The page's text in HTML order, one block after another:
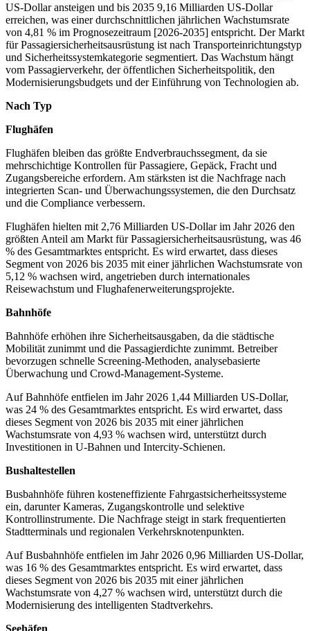
US-Dollar ansteigen und bis 2035 9,16 Milliarden US-Dollar
erreichen, was einer durchschnittlichen jährlichen Wachstumsrate
von 4,81 % im Prognosezeitraum [2026-2035] entspricht. Der Markt
für Passagiersicherheitsausrüstung ist nach Transporteinrichtungstyp
und Sicherheitssystemkategorie segmentiert. Das Wachstum hängt
vom Passagierverkehr, der öffentlichen Sicherheitspolitik, den
Modernisierungsbudgets und der Einführung von Technologien ab.
Nach Typ
Flughäfen
Flughäfen bleiben das größte Endverbrauchssegment, da sie
mehrschichtige Kontrollen für Passagiere, Gepäck, Fracht und
Zugangsbereiche erfordern. Am stärksten ist die Nachfrage nach
integrierten Scan- und Überwachungssystemen, die den Durchsatz
und die Compliance verbessern.
Flughäfen hielten mit 2,76 Milliarden US-Dollar im Jahr 2026 den
größten Anteil am Markt für Passagiersicherheitsausrüstung, was 46
% des Gesamtmarktes entspricht. Es wird erwartet, dass dieses
Segment von 2026 bis 2035 mit einer jährlichen Wachstumsrate von
5,12 % wachsen wird, angetrieben durch internationales
Reisewachstum und Flughafenerweiterungsprojekte.
Bahnhöfe
Bahnhöfe erhöhen ihre Sicherheitsausgaben, da die städtische
Mobilität zunimmt und die Passagierdichte zunimmt. Betreiber
bevorzugen schnelle Screening-Methoden, analysebasierte
Überwachung und Crowd-Management-Systeme.
Auf Bahnhöfe entfielen im Jahr 2026 1,44 Milliarden US-Dollar,
was 24 % des Gesamtmarktes entspricht. Es wird erwartet, dass
dieses Segment von 2026 bis 2035 mit einer jährlichen
Wachstumsrate von 4,93 % wachsen wird, unterstützt durch
Investitionen in U-Bahnen und Intercity-Schienen.
Bushaltestellen
Busbahnhöfe führen kosteneffiziente Fahrgastsicherheitssysteme
ein, darunter Kameras, Zugangskontrolle und selektive
Kontrollinstrumente. Die Nachfrage steigt in stark frequentierten
Stadtterminals und regionalen Verkehrsknotenpunkten.
Auf Busbahnhöfe entfielen im Jahr 2026 0,96 Milliarden US-Dollar,
was 16 % des Gesamtmarktes entspricht. Es wird erwartet, dass
dieses Segment von 2026 bis 2035 mit einer jährlichen
Wachstumsrate von 4,27 % wachsen wird, unterstützt durch die
Modernisierung des intelligenten Stadtverkehrs.